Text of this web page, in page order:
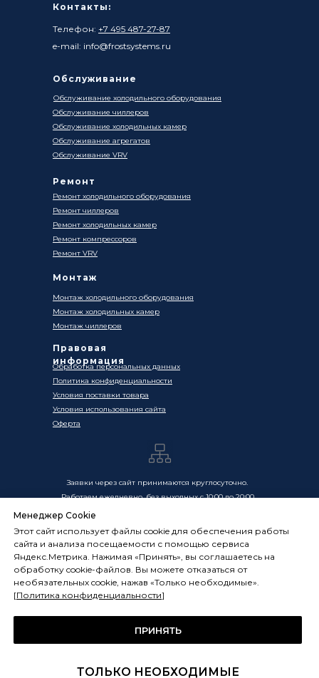
Контакты:
Телефон: +7 495 487-27-87
e-mail: info@frostsystems.ru
Ремонт
Цены, указанные на сайте, носят информационный
характер и не являются публичной офертой в смысле
ст. 437 ГК РФ. Окончательная стоимость товаров и услуг
определяется индивидуально и фиксируется в
Спецификации. Условия оказания услуг определяются
публичной офертой, размещённой по адресу:
Заявки через сайт принимаются круглосуточно.
Работаем ежедневно, без выходных с 10:00 до 20:00
Обработка персональных данных
Политика конфиденциальности
Условия поставки товара
Оферта
Условия использования сайта
Ремонт холодильного оборудования
Ремонт чиллеров
Ремонт холодильных камер
Ремонт компрессоров
Ремонт VRV
Монтаж
Правовая
информация
Монтаж холодильного оборудования
Монтаж чиллеров
Монтаж холодильных камер
Обслуживание
Обслуживание холодильного оборудования
Обслуживание чиллеров
Обслуживание холодильных камер
Обслуживание агрегатов
Обслуживание VRV
Менеджер Cookie
Этот сайт использует файлы cookie для обеспечения работы
сайта и анализа посещаемости с помощью сервиса
Яндекс.Метрика. Нажимая «Принять», вы соглашаетесь на
обработку cookie-файлов. Вы можете отказаться от
необязательных cookie, нажав «Только необходимые».
[Политика конфиденциальности]
ПРИНЯТЬ
ТОЛЬКО НЕОБХОДИМЫЕ